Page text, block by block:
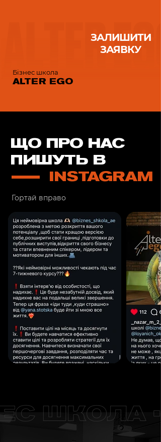
ЗАЛИШИТИ
ЗАЯВКУ
ALTER EGO
Бізнес школа
ЩО ПРО НАС
ПИШУТЬ В
INSTAGRAM
Гортай вправо